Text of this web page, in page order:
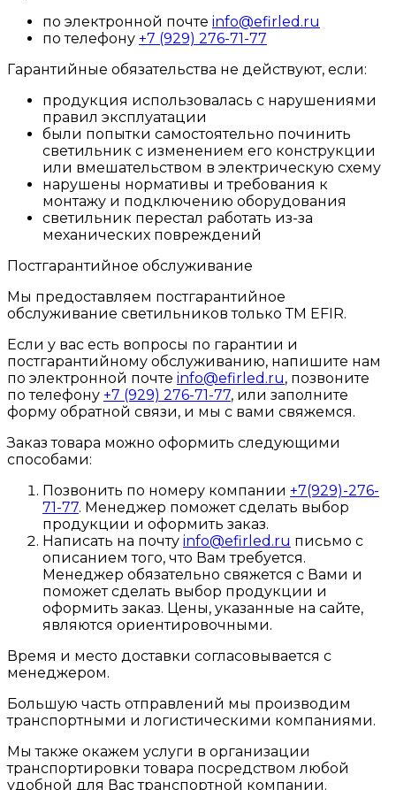
по электронной почте info@efirled.ru
по телефону +7 (929) 276-71-77
Гарантийные обязательства не действуют, если:
продукция использовалась с нарушениями
правил эксплуатации
были попытки самостоятельно починить
светильник с изменением его конструкции
или вмешательством в электрическую схему
нарушены нормативы и требования к
монтажу и подключению оборудования
светильник перестал работать из-за
механических повреждений
Постгарантийное обслуживание
Мы предоставляем постгарантийное
обслуживание светильников только ТМ EFIR.
Если у вас есть вопросы по гарантии и
постгарантийному обслуживанию, напишите нам
по электронной почте info@efirled.ru, позвоните
по телефону +7 (929) 276-71-77, или заполните
форму обратной связи, и мы с вами свяжемся.
Заказ товара можно оформить следующими
способами:
Позвонить по номеру компании +7(929)-276-
71-77. Менеджер поможет сделать выбор
продукции и оформить заказ.
Написать на почту info@efirled.ru письмо с
описанием того, что Вам требуется.
Менеджер обязательно свяжется с Вами и
поможет сделать выбор продукции и
оформить заказ. Цены, указанные на сайте,
являются ориентировочными.
Время и место доставки согласовывается с
менеджером.
Большую часть отправлений мы производим
транспортными и логистическими компаниями.
Мы также окажем услуги в организации
транспортировки товара посредством любой
удобной для Вас транспортной компании.